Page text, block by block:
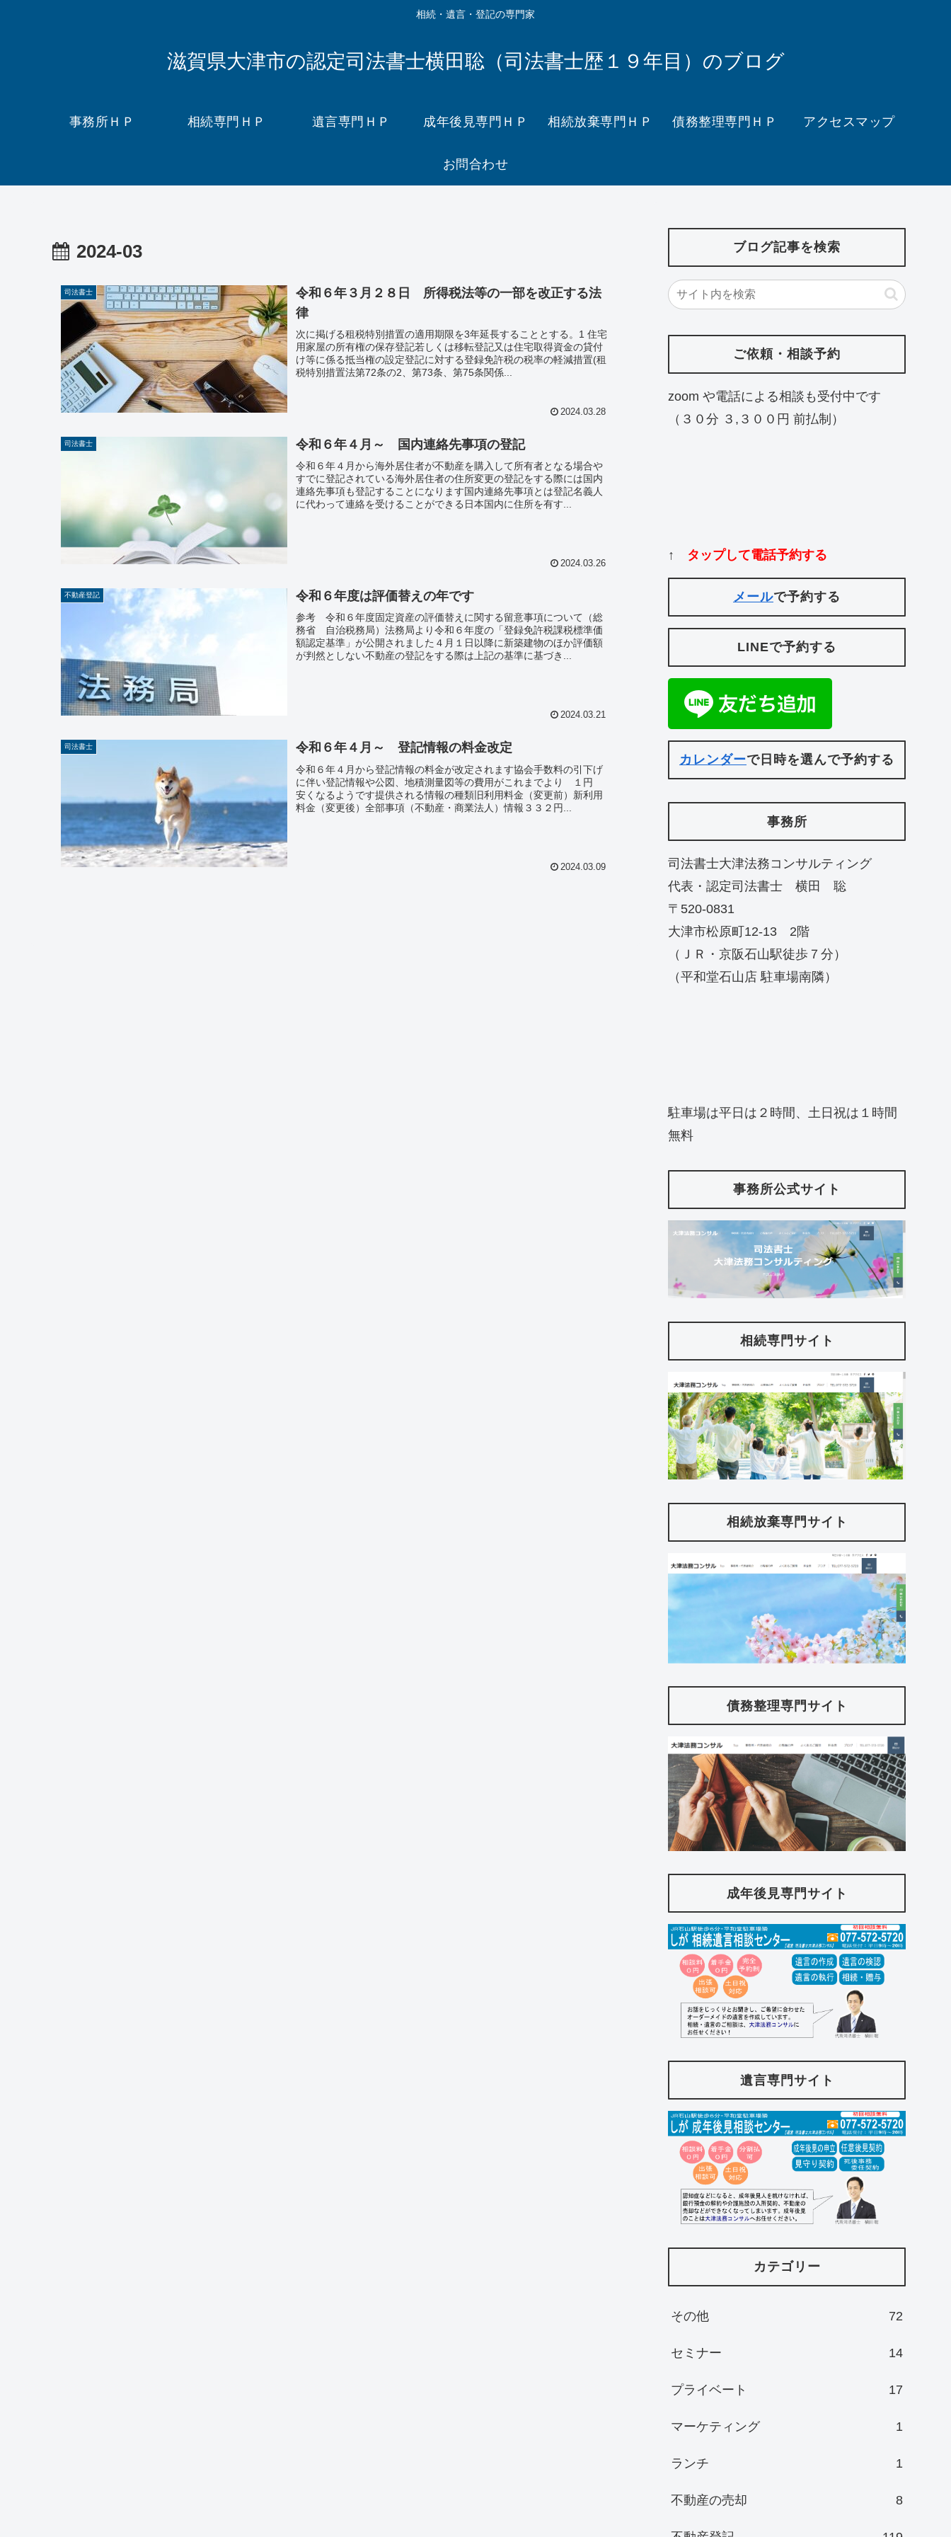
相続・遺言・登記の専門家
滋賀県大津市の認定司法書士横田聡（司法書士歴１９年目）のブログ
事務所ＨＰ 相続専門ＨＰ 遺言専門ＨＰ 成年後見専門ＨＰ 相続放棄専門ＨＰ 債務整理専門ＨＰ アクセスマップ
お問合わせ
2024-03
司法書士
令和６年３月２８日 所得税法等の一部を改正する法
律
次に掲げる租税特別措置の適用期限を3年延長することとする。1 住宅
用家屋の所有権の保存登記若しくは移転登記又は住宅取得資金の貸付
け等に係る抵当権の設定登記に対する登録免許税の税率の軽減措置(租
税特別措置法第72条の2、第73条、第75条関係...
2024.03.28
司法書士 令和６年４月～ 国内連絡先事項の登記
令和６年４月から海外居住者が不動産を購入して所有者となる場合や
すでに登記されている海外居住者の住所変更の登記をする際には国内
連絡先事項も登記することになります国内連絡先事項とは登記名義人
に代わって連絡を受けることができる日本国内に住所を有す...
2024.03.26
不動産登記 令和６年度は評価替えの年です
参考 令和６年度固定資産の評価替えに関する留意事項について（総
務省 自治税務局）法務局より令和６年度の「登録免許税課税標準価
額認定基準」が公開されました４月１日以降に新築建物のほか評価額
が判然としない不動産の登記をする際は上記の基準に基づき...
2024.03.21
司法書士 令和６年４月～ 登記情報の料金改定
令和６年４月から登記情報の料金が改定されます協会手数料の引下げ
に伴い登記情報や公図、地積測量図等の費用がこれまでより １円
安くなるようです提供される情報の種類旧利用料金（変更前）新利用
料金（変更後）全部事項（不動産・商業法人）情報３３２円...
2024.03.09
ブログ記事を検索
ご依頼・相談予約
zoom や電話による相談も受付中です
（３０分 ３,３００円 前払制）
↑ タップして電話予約する
メールで予約する
LINEで予約する
カレンダーで日時を選んで予約する
事務所
司法書士大津法務コンサルティング
代表・認定司法書士 横田 聡
〒520-0831
大津市松原町12-13 2階
（ＪＲ・京阪石山駅徒歩７分）
（平和堂石山店 駐車場南隣）
駐車場は平日は２時間、土日祝は１時間
無料
事務所公式サイト
相続専門サイト
相続放棄専門サイト
債務整理専門サイト
成年後見専門サイト
遺言専門サイト
カテゴリー
その他 72
セミナー 14
プライベート 17
マーケティング 1
ランチ 1
不動産の売却 8